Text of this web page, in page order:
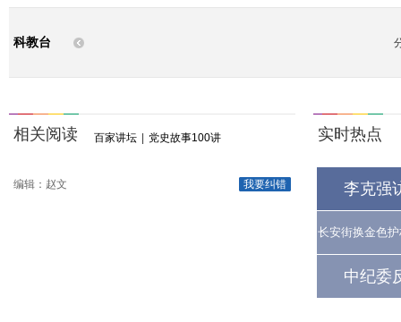
科教台
相关阅读 百家讲坛 党史故事100讲
我要纠错
编辑：赵文
实时热点
李克强
长安街换金色
中纪委